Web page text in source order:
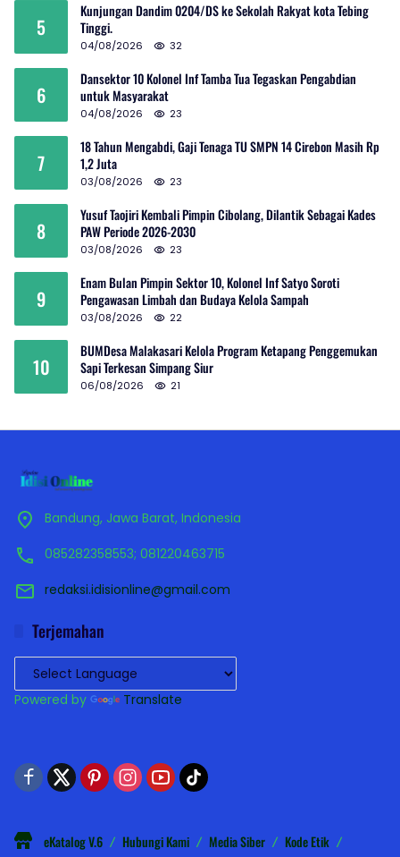
5
Kunjungan Dandim 0204/DS ke Sekolah Rakyat kota Tebing
Tinggi.
04/08/2026 32
6
Dansektor 10 Kolonel Inf Tamba Tua Tegaskan Pengabdian
untuk Masyarakat
04/08/2026 23
7
18 Tahun Mengabdi, Gaji Tenaga TU SMPN 14 Cirebon Masih Rp
1,2 Juta
03/08/2026 23
8
Yusuf Taojiri Kembali Pimpin Cibolang, Dilantik Sebagai Kades
PAW Periode 2026-2030
03/08/2026 23
9
Enam Bulan Pimpin Sektor 10, Kolonel Inf Satyo Soroti
Pengawasan Limbah dan Budaya Kelola Sampah
03/08/2026 22
10
BUMDesa Malakasari Kelola Program Ketapang Penggemukan
Sapi Terkesan Simpang Siur
06/08/2026 21
Bandung, Jawa Barat, Indonesia
085282358553; 081220463715
redaksi.idisionline@gmail.com
Terjemahan
Powered by Translate
eKatalog V.6 Hubungi Kami Media Siber
Kode Etik